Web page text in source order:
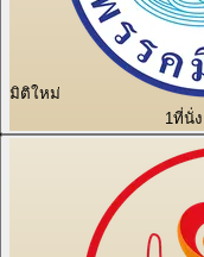
มิติใหม่
1ที่นั่ง